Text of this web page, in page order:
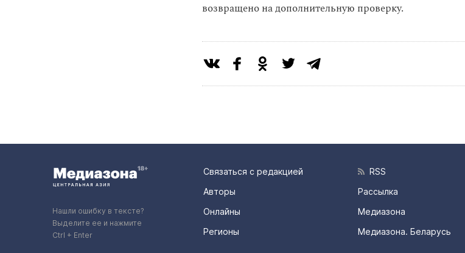
возвращено на дополнительную проверку.
Нашли ошибку в тексте?
Выделите ее и нажмите
Ctrl + Enter
Связаться с редакцией
Авторы
Онлайны
Регионы
RSS
Рассылка
Медиазона
Медиазона. Беларусь